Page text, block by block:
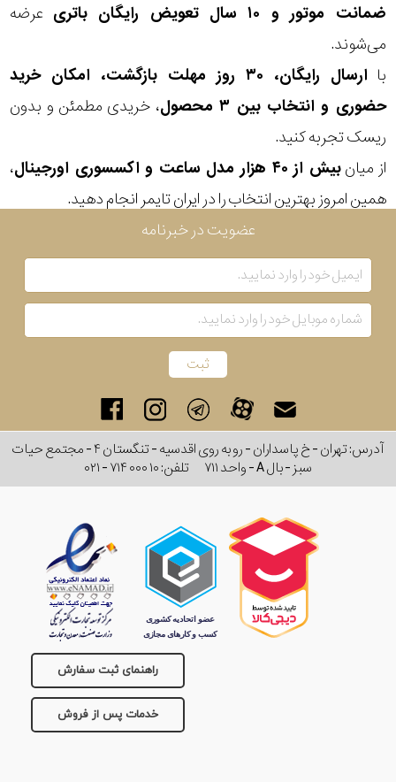
ضمانت موتور و ۱۰ سال تعویض رایگان باتری
عرضه
می‌شوند.
با
ارسال رایگان، ۳۰ روز مهلت بازگشت، امکان خرید
حضوری و انتخاب بین ۳ محصول
، خریدی مطمئن و بدون
ریسک تجربه کنید.
از میانبیش از ۴۰ هزار مدل ساعت و اکسسوری اورجینال
،
همین امروز بهترین انتخاب را در ایران تایمر انجام دهید.
عضویت در خبرنامه
آدرس: تهران - خ پاسداران - رو به روی اقدسیه - تنگستان ۴ - مجتمع حیات
سبز - بال A - واحد ۷۱۱
تلفن:۰۲۱ - ۷۱۴ ۰۰۰ ۱۰
راهنمای ثبت سفارش
خدمات پس از فروش